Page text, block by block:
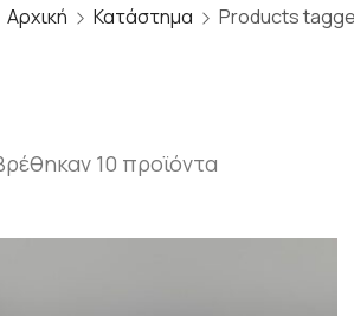
Αρχική Κατάστημα Products
10 προϊόντα